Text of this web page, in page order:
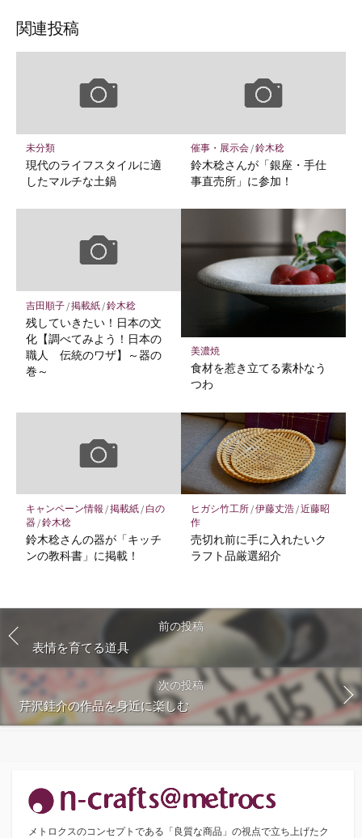
関連投稿
未分類
現代のライフスタイルに適
したマルチな土鍋
催事・展示会/鈴木稔
鈴木稔さんが「銀座・手仕
事直売所」に参加！
吉田順子/掲載紙/鈴木稔
残していきたい！日本の文
化【調べてみよう！日本の
職人 伝統のワザ】～器の
巻～
美濃焼
食材を惹き立てる素朴なう
つわ
キャンペーン情報 /掲載紙/ 白の
器/鈴木稔
鈴木稔さんの器が「キッチ
ンの教科書」に掲載！
ヒガシ竹工所/伊藤丈浩/近藤昭
作
売切れ前に手に入れたいク
ラフト品厳選紹介
前の投稿
表情を育てる道具
次の投稿
芹沢銈介の作品を身近に楽しむ
メトロクスのコンセプトである「良質な商品」の視点で立ち上げたク